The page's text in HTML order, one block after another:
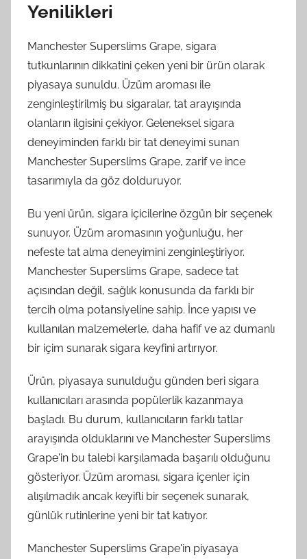
Yenilikleri
Manchester Superslims Grape, sigara
tutkunlarının dikkatini çeken yeni bir ürün olarak
piyasaya sunuldu. Üzüm aroması ile
zenginleştirilmiş bu sigaralar, tat arayışında
olanların ilgisini çekiyor. Geleneksel sigara
deneyiminden farklı bir tat deneyimi sunan
Manchester Superslims Grape, zarif ve ince
tasarımıyla da göz dolduruyor.
Bu yeni ürün, sigara içicilerine özgün bir seçenek
sunuyor. Üzüm aromasının yoğunluğu, her
nefeste tat alma deneyimini zenginleştiriyor.
Manchester Superslims Grape, sadece tat
açısından değil, sağlık konusunda da farklı bir
tercih olma potansiyeline sahip. İnce yapısı ve
kullanılan malzemelerle, daha hafif ve az dumanlı
bir içim sunarak sigara keyfini artırıyor.
Ürün, piyasaya sunulduğu günden beri sigara
kullanıcıları arasında popülerlik kazanmaya
başladı. Bu durum, kullanıcıların farklı tatlar
arayışında olduklarını ve Manchester Superslims
Grape'in bu talebi karşılamada başarılı olduğunu
gösteriyor. Üzüm aroması, sigara içenler için
alışılmadık ancak keyifli bir seçenek sunarak,
günlük rutinlerine yeni bir tat katıyor.
Manchester Superslims Grape'in piyasaya